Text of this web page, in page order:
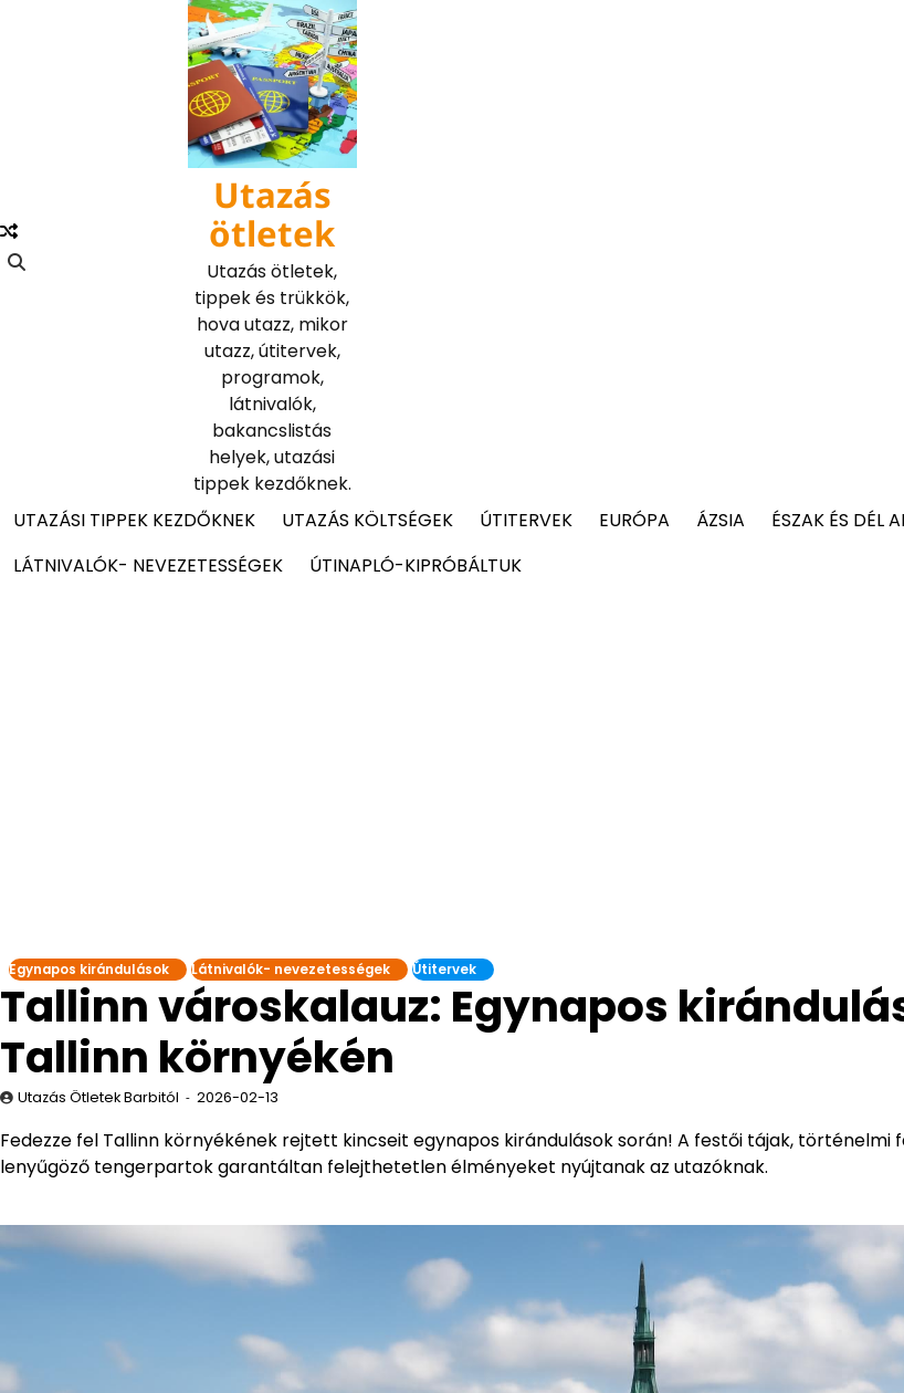
Utazás
ötletek
Utazás ötletek,
tippek és trükkök,
hova utazz, mikor
utazz, útitervek,
programok,
látnivalók,
bakancslistás
helyek, utazási
tippek kezdőknek.
UTAZÁSI TIPPEK KEZDŐKNEK
UTAZÁS KÖLTSÉGEK ÚTITERVEK EURÓPA ÁZSIA ÉSZAK ÉS DÉL
LÁTNIVALÓK- NEVEZETESSÉGEK
ÚTINAPLÓ-KIPRÓBÁLTUK
Egynapos kirándulások Látnivalók- nevezetességek Útitervek
Tallinn városkalauz: Egynapos
Tallinn környékén
Utazás Ötletek Barbitól 2026-02-13
Fedezze fel Tallinn környékének rejtett kincseit egynapos kirándulások során! A festői tájak, történelmi
lenyűgöző tengerpartok garantáltan felejthetetlen élményeket nyújtanak az utazóknak.